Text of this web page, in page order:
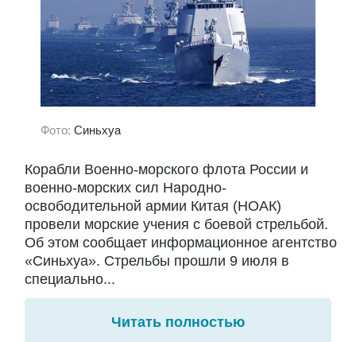
Фото: Синьхуа
Корабли Военно-морского флота России и
военно-морских сил Народно-
освободительной армии Китая (НОАК)
провели морские учения с боевой стрельбой.
Об этом сообщает информационное агентство
«Синьхуа». Стрельбы прошли 9 июля в
специально...
Читать полностью